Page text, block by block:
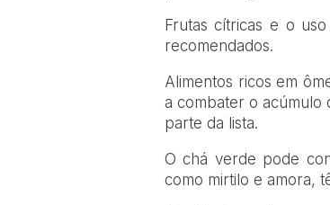
Frutas cítricas e o
recomendados.
Alimentos ricos em
a combater o acúmulo
parte da lista.
O chá verde pode
como mirtilo e amora,